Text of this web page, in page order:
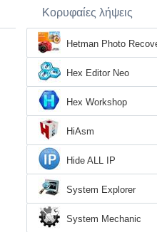
Κορυφαίες λήψεις
Hetman Photo
Hex Editor Neo
Hex Workshop
HiAsm
Hide ALL IP
System Explorer
System Mechanic